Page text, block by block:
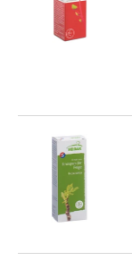
Zahn-
&